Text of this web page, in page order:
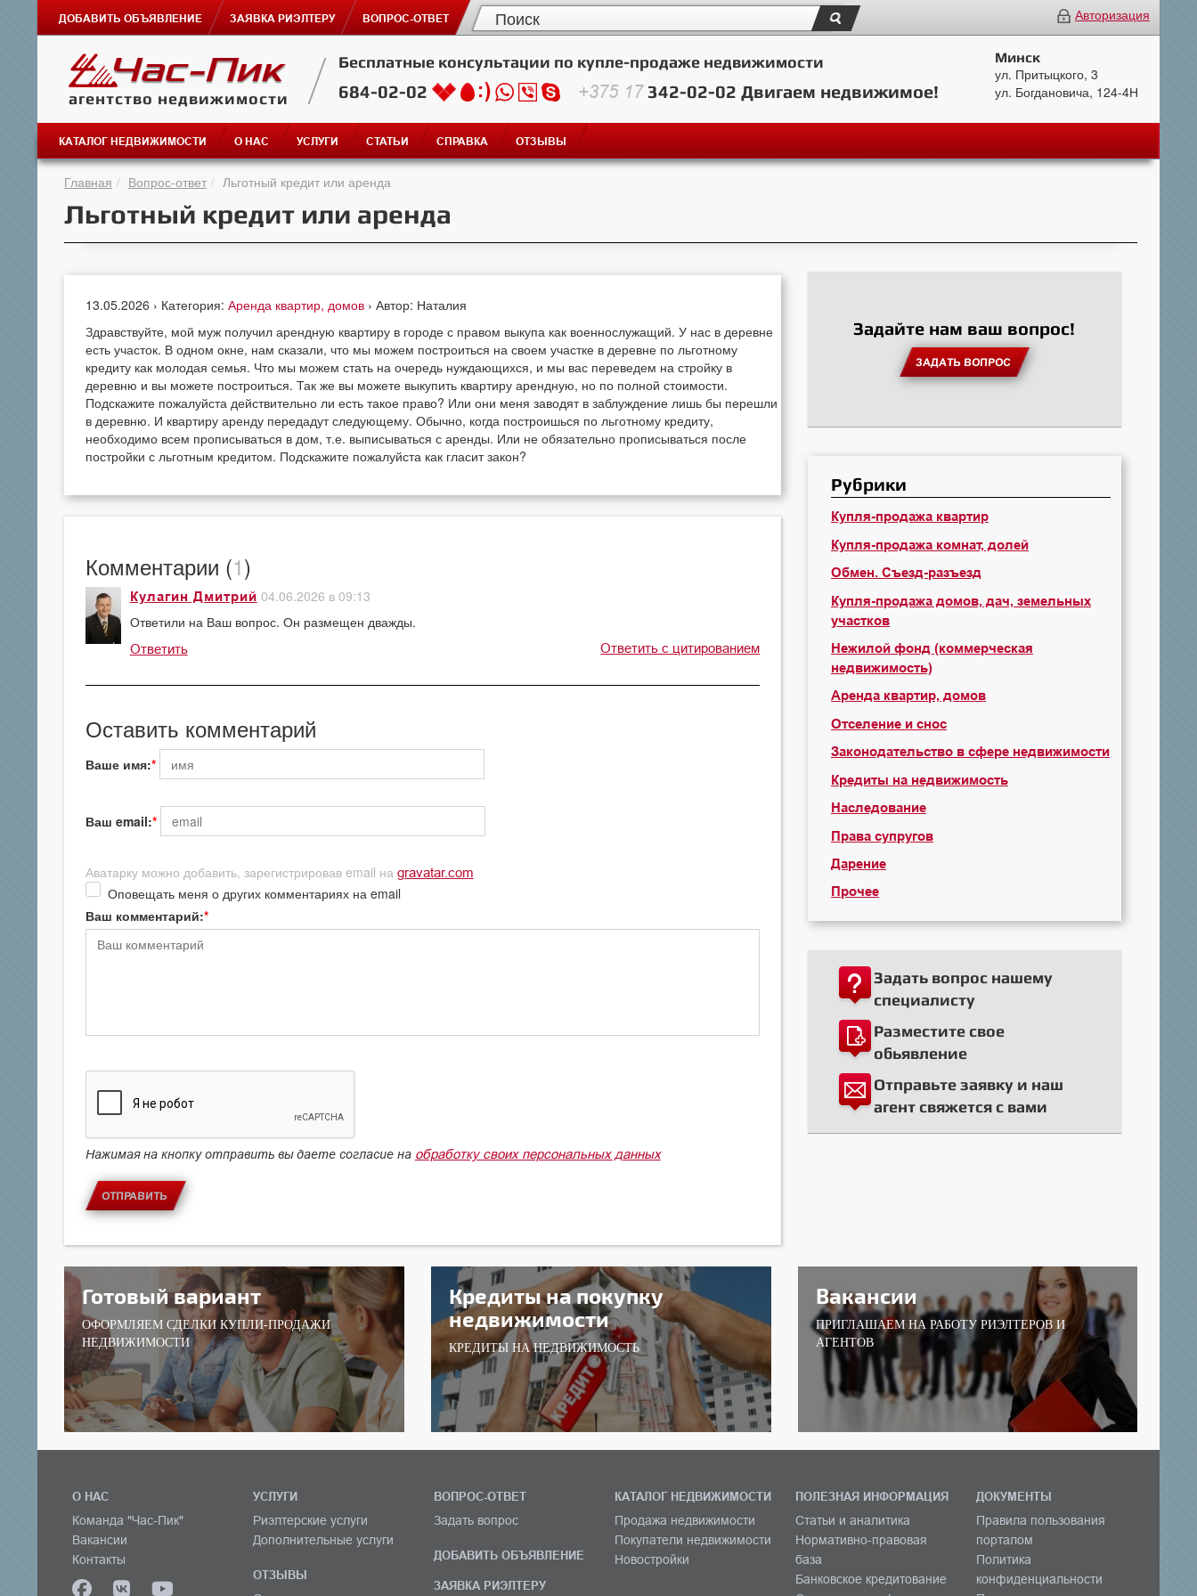
ДОБАВИТЬ ОБЪЯВЛЕНИЕ ЗАЯВКА РИЭЛТЕРУ ВОПРОС-ОТВЕТ Авторизация
агентство недвижимости
Бесплатные консультации по купле-продаже недвижимости
684-02-02 +375 17342-02-02 Двигаем недвижимое!
Минск
ул. Притыцкого, 3
ул. Богдановича, 124-4Н
КАТАЛОГ НЕДВИЖИМОСТИ О НАС УСЛУГИ СТАТЬИ СПРАВКА ОТЗЫВЫ
Главная Вопрос-ответ Льготный кредит или аренда
Льготный кредит или аренда
13.05.2026 › Категория: Аренда квартир, домов › Автор: Наталия
Здравствуйте, мой муж получил арендную квартиру в городе с правом выкупа как военнослужащий. У нас в деревне
есть участок. В одном окне, нам сказали, что мы можем построиться на своем участке в деревне по льготному
кредиту как молодая семья. Что мы можем стать на очередь нуждающихся, и мы вас переведем на стройку в
деревню и вы можете построиться. Так же вы можете выкупить квартиру арендную, но по полной стоимости.
Подскажите пожалуйста действительно ли есть такое право? Или они меня заводят в заблуждение лишь бы перешли
в деревню. И квартиру аренду передадут следующему. Обычно, когда построишься по льготному кредиту,
необходимо всем прописываться в дом, т.е. выписываться с аренды. Или не обязательно прописываться после
постройки с льготным кредитом. Подскажите пожалуйста как гласит закон?
Комментарии (1)
Кулагин Дмитрий 04.06.2026 в 09:13
Ответили на Ваш вопрос. Он размещен дважды.
Ответить Ответить с цитированием
Оставить комментарий
Ваше имя:
Ваш email:
Аватарку можно добавить, зарегистрировав email на gravatar.com
Оповещать меня о других комментариях на email
Ваш комментарий:
Нажимая на кнопку отправить вы даете согласие на обработку своих персональных данных
ОТПРАВИТЬ
Задайте нам ваш вопрос!
ЗАДАТЬ ВОПРОС
Рубрики
Купля-продажа квартир
Купля-продажа комнат, долей
Обмен. Съезд-разъезд
Купля-продажа домов, дач, земельных
участков
Нежилой фонд (коммерческая
недвижимость)
Аренда квартир, домов
Отселение и снос
Законодательство в сфере недвижимости
Кредиты на недвижимость
Наследование
Права супругов
Дарение
Прочее
Задать вопрос нашему
специалисту
Разместите свое
обьявление
Отправьте заявку и наш
агент свяжется с вами
Готовый вариант
ОФОРМЛЯЕМ СДЕЛКИ КУПЛИ-ПРОДАЖИ
НЕДВИЖИМОСТИ
Кредиты на покупку
недвижимости
КРЕДИТЫ НА НЕДВИЖИМОСТЬ
Вакансии
ПРИГЛАШАЕМ НА РАБОТУ РИЭЛТЕРОВ И
АГЕНТОВ
О НАС
Команда "Час-Пик"
Вакансии
Контакты
УСЛУГИ
Риэлтерские услуги
Дополнительные услуги
ОТЗЫВЫ
ВОПРОС-ОТВЕТ
Задать вопрос
ДОБАВИТЬ ОБЪЯВЛЕНИЕ
ЗАЯВКА РИЭЛТЕРУ
КАТАЛОГ НЕДВИЖИМОСТИ
Продажа недвижимости
Покупатели недвижимости
Новостройки
ПОЛЕЗНАЯ ИНФОРМАЦИЯ
Статьи и аналитика
Нормативно-правовая
база
Банковское кредитование
ДОКУМЕНТЫ
Правила пользования
порталом
Политика
конфиденциальности